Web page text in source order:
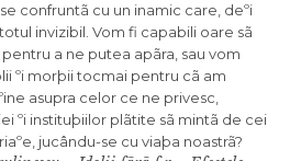
confruntã cu un inamic care, deºi
invizibil. Vom fi capabili oare sã
a ne putea apãra, sau vom
ºi morþii tocmai pentru cã am
asupra celor ce ne privesc,
ºi instituþiilor plãtite sã mintã de cei
jucându-se cu viaþa noastrã?